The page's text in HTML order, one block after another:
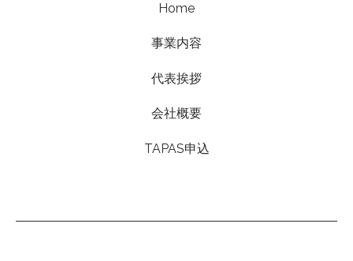
Home
事業内容
代表挨拶
会社概要
TAPAS申込